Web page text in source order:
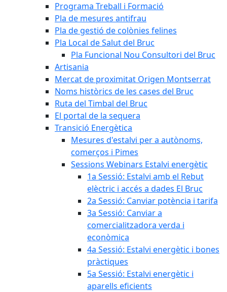
Programa Treball i Formació
Pla de mesures antifrau
Pla de gestió de colònies felines
Pla Local de Salut del Bruc
Pla Funcional Nou Consultori del Bruc
Artisania
Mercat de proximitat Origen Montserrat
Noms històrics de les cases del Bruc
Ruta del Timbal del Bruc
El portal de la sequera
Transició Energètica
Mesures d'estalvi per a autònoms,
comerços i Pimes
Sessions Webinars Estalvi energètic
1a Sessió: Estalvi amb el Rebut
elèctric i accés a dades El Bruc
2a Sessió: Canviar potència i tarifa
3a Sessió: Canviar a
comercialitzadora verda i
econòmica
4a Sessió: Estalvi energètic i bones
pràctiques
5a Sessió: Estalvi energètic i
aparells eficients